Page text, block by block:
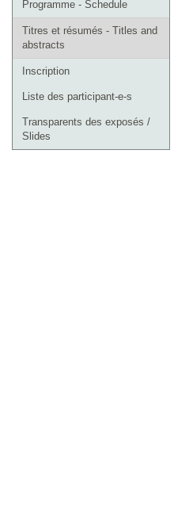
Programme - Schedule
Titres et résumés - Titles and
abstracts
Inscription
Liste des participant-e-s
Transparents des exposés /
Slides